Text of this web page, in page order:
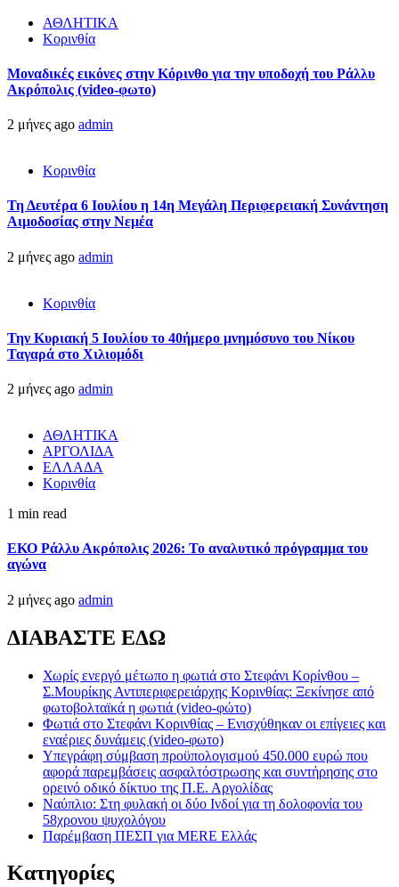
ΑΘΛΗΤΙΚΑ
Κορινθία
Μοναδικές εικόνες στην Κόρινθο για την υποδοχή του Ράλλυ
Ακρόπολις (video-φωτο)
2 μήνες ago admin
Κορινθία
Τη Δευτέρα 6 Ιουλίου η 14η Μεγάλη Περιφερειακή Συνάντηση
Αιμοδοσίας στην Νεμέα
2 μήνες ago admin
Κορινθία
Την Κυριακή 5 Ιουλίου το 40ήμερο μνημόσυνο του Νίκου
Ταγαρά στο Χιλιομόδι
2 μήνες ago admin
ΑΘΛΗΤΙΚΑ
ΑΡΓΟΛΙΔΑ
ΕΛΛΑΔΑ
Κορινθία
1 min read
ΕΚΟ Ράλλυ Ακρόπολις 2026: Το αναλυτικό πρόγραμμα του
αγώνα
2 μήνες ago admin
ΔΙΑΒΑΣΤΕ ΕΔΩ
Χωρίς ενεργό μέτωπο η φωτιά στο Στεφάνι Κορίνθου –
Σ.Μουρίκης Αντιπεριφερειάρχης Κορινθίας: Ξεκίνησε από
φωτοβολταϊκά η φωτιά (video-φώτο)
Φωτιά στο Στεφάνι Κορινθίας – Ενισχύθηκαν οι επίγειες και
εναέριες δυνάμεις (video-φωτο)
Υπεγράφη σύμβαση προϋπολογισμού 450.000 ευρώ που
αφορά παρεμβάσεις ασφαλτόστρωσης και συντήρησης στο
ορεινό οδικό δίκτυο της Π.Ε. Αργολίδας
Ναύπλιο: Στη φυλακή οι δύο Ινδοί για τη δολοφονία του
58χρονου ψυχολόγου
Παρέμβαση ΠΕΣΠ για MERE Ελλάς
Kατηγορίες